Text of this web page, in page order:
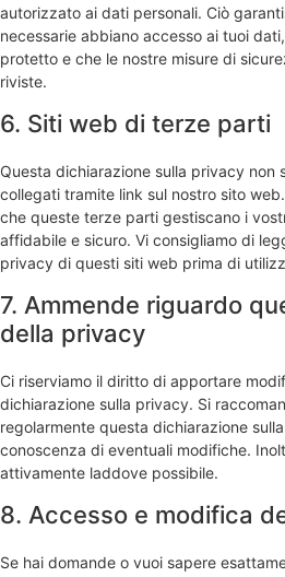
autorizzato ai dati personali. Ciò
necessarie abbiano accesso ai tuoi
protetto e che le nostre misure di
riviste.
6. Siti web di terze parti
Questa dichiarazione sulla privacy non
collegati tramite link sul nostro sito
che queste terze parti gestiscano i
affidabile e sicuro. Vi consigliamo di
privacy di questi siti web prima di
7. Ammende riguardo
della privacy
Ci riserviamo il diritto di apportare
dichiarazione sulla privacy. Si
regolarmente questa dichiarazione
conoscenza di eventuali modifiche.
attivamente laddove possibile.
8. Accesso e modifica
Se hai domande o vuoi sapere